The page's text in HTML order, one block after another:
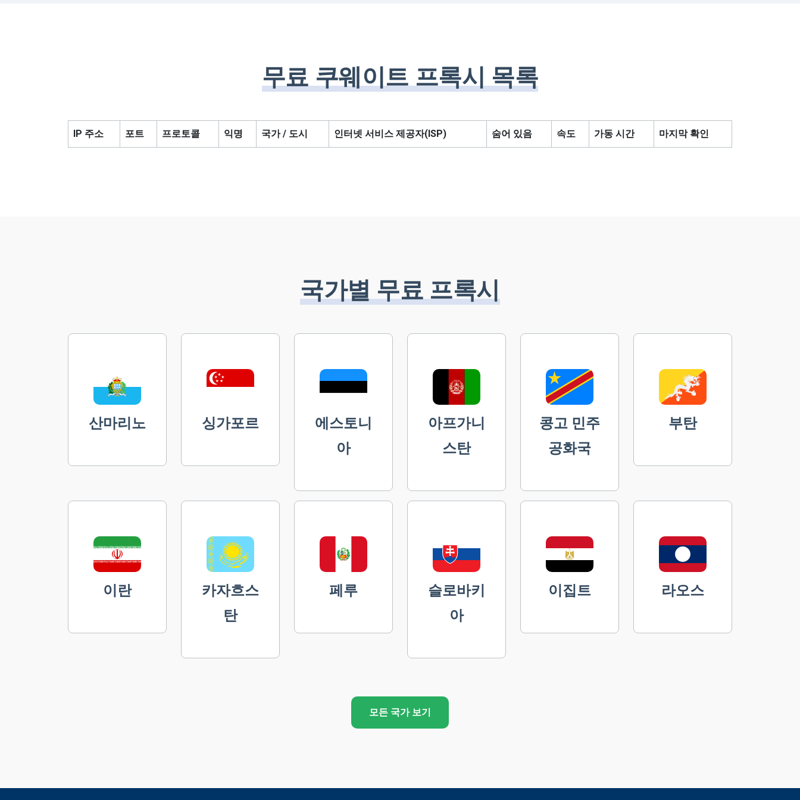
무료 쿠웨이트 프록시 목록
IP 주소 포트 프로토콜 익명 국가 / 도시 인터넷 서비스 제공자(ISP) 숨어 있음 속도 가동 시간 마지막 확인
국가별 무료 프록시
산마리노 싱가포르
에스토니
아
아프가니
스탄
콩고 민주
공화국
부탄
이란
카자흐스
탄
페루
슬로바키
아
이집트 라오스
모든 국가 보기